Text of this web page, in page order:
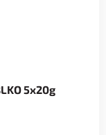
5x20g